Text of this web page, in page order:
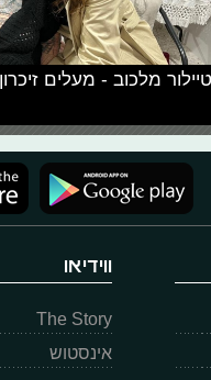
טיילור מלכוב - מעלים זיכרון
ווידיאו
The Story
אינסטוש